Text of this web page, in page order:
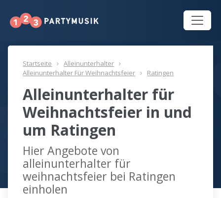
Startseite
Alleinunterhalter
Alleinunterhalter Für Weihnachtsfeier
Ratingen
Alleinunterhalter für
Weihnachtsfeier in und
um Ratingen
Hier Angebote von
alleinunterhalter für
weihnachtsfeier bei Ratingen
einholen